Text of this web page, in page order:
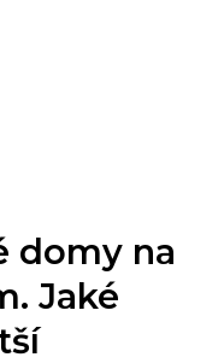
domy na
Jaké